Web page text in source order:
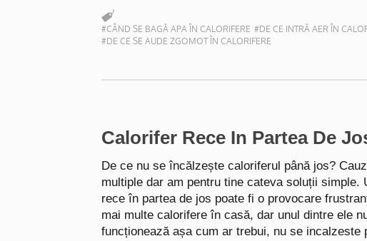
#CÂND SE BAGĂ APA ÎN CALORIFERE #DE CE INTRĂ AER ÎN
#DE CE SE AUDE ZGOMOT ÎN CALORIFERE
Calorifer Rece In Partea De
De ce nu se încălzește caloriferul până jos?
multiple dar am pentru tine cateva soluții simple.
rece în partea de jos poate fi o provocare
mai multe calorifere în casă, dar unul dintre ele
funcționează așa cum ar trebui, nu se